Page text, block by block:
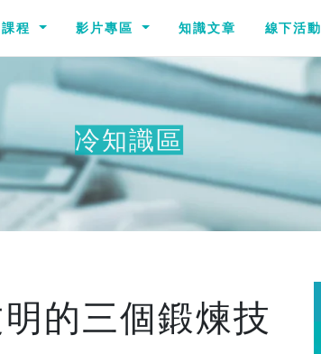
課程 影片專區 知識文章 線下活動
冷知識區
的三個鍛煉技